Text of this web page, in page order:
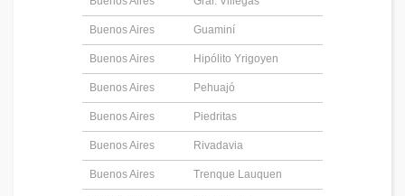
Buenos Aires Guaminí
Buenos Aires Hipólito Yrigoyen
Buenos Aires Pehuajó
Buenos Aires Piedritas
Buenos Aires Rivadavia
Buenos Aires Trenque Lauquen